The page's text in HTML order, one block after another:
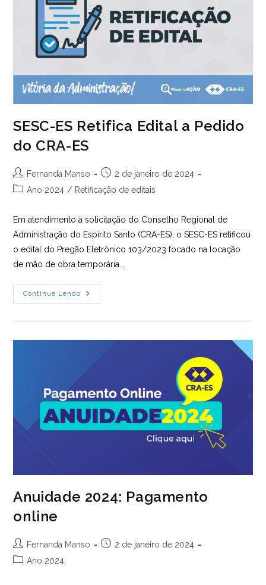
SESC-ES Retifica Edital a Pedido
do CRA-ES
Autor
do
Fernanda Manso
Post
publicado:
2 de janeiro de 2024
Categoria
Ano 2024 / Retificação de editais
Em atendimento à solicitação do Conselho Regional de
Administração do Espírito Santo (CRA-ES), o SESC-ES retificou
o edital do Pregão Eletrônico 103/2023 focado na locação
de mão de obra temporária.…
Continue Lendo
SESC-
ES
Anuidade 2024: Pagamento
online
Autor
do
Fernanda Manso
Post2 de janeiro de 2024
Categoria
Ano 2024